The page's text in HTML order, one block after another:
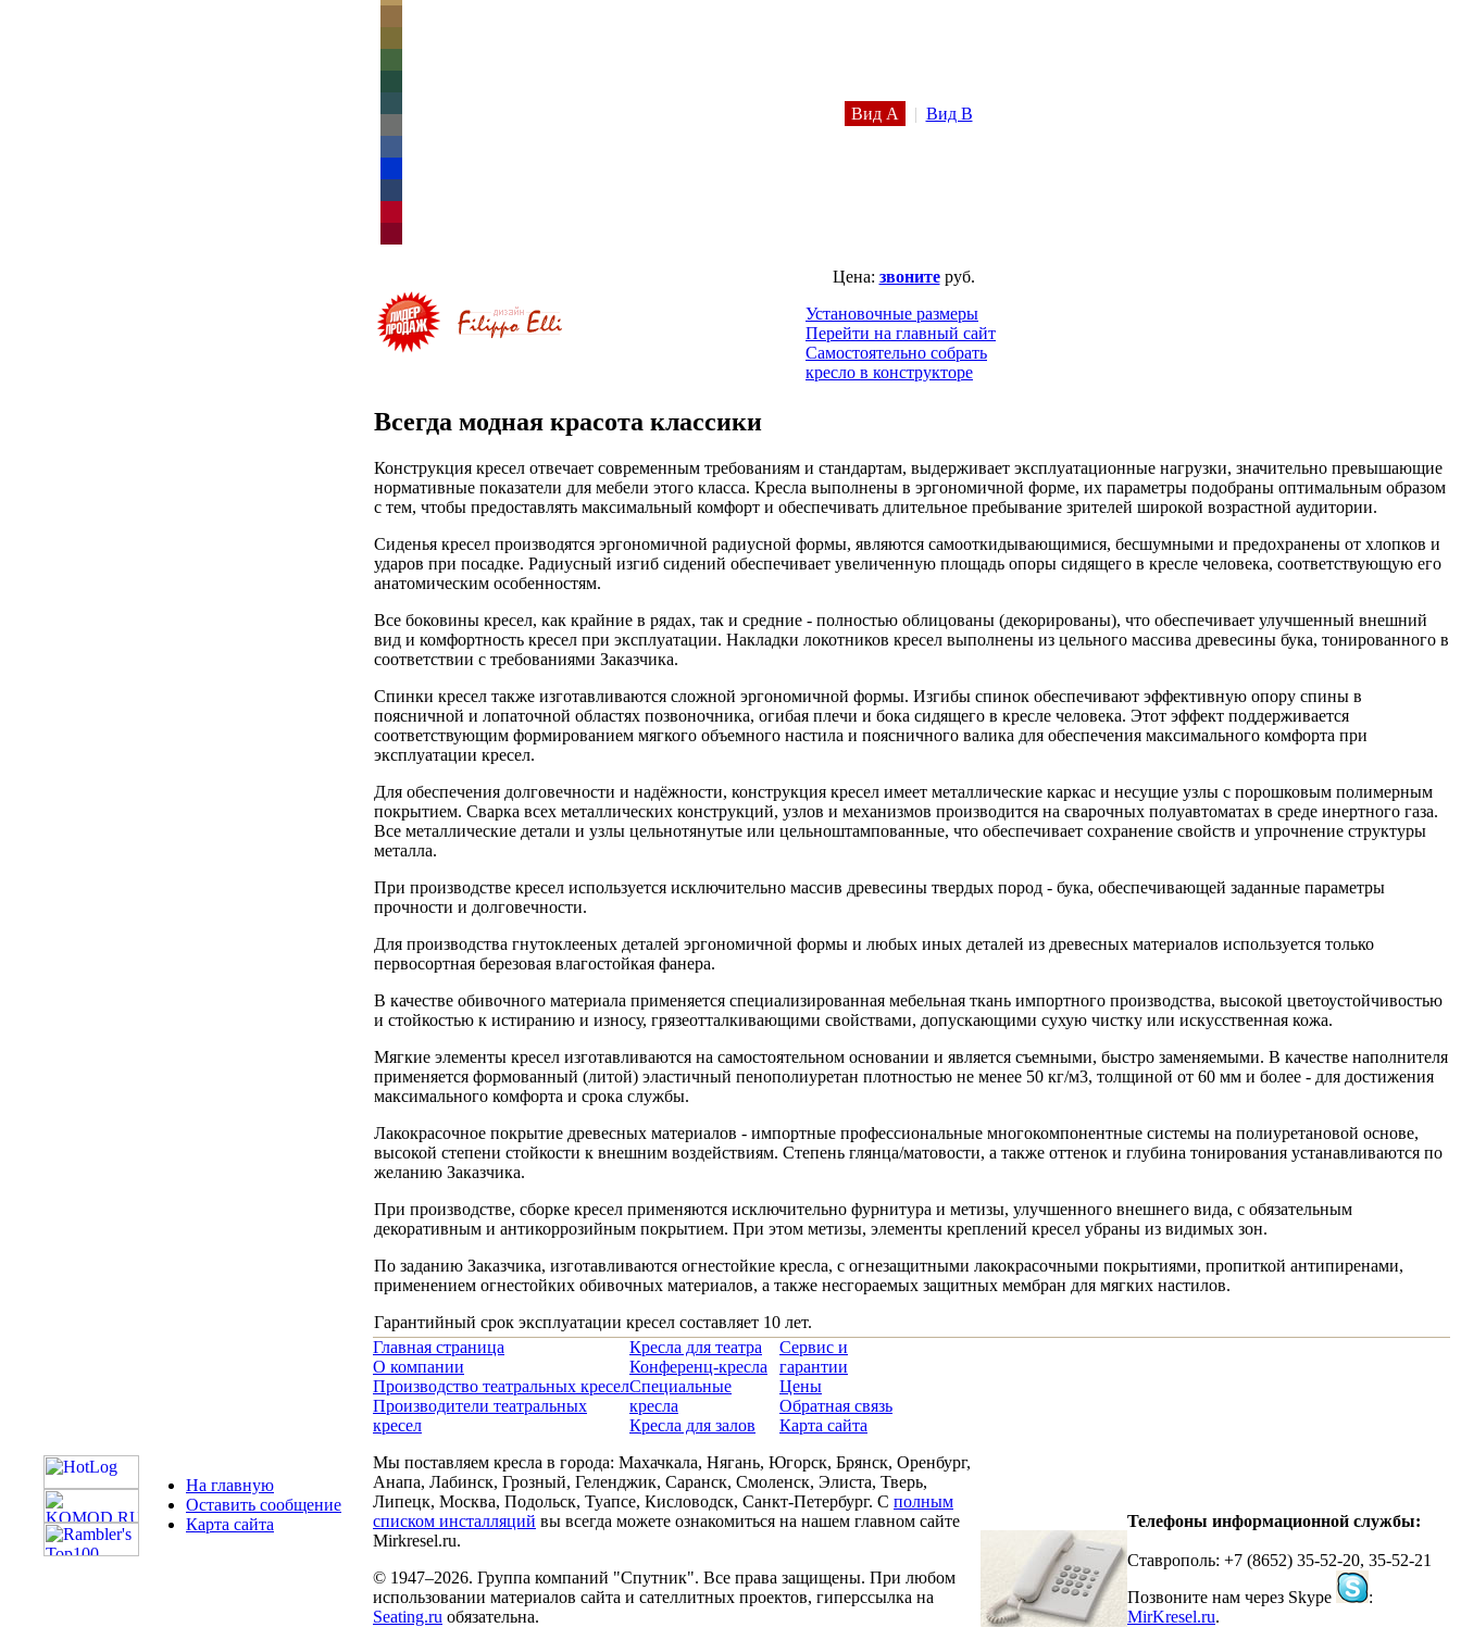
Вид A | Вид B
Цена: звонитеруб.
Установочные размеры
Перейти на главный сайт
Самостоятельно собрать
кресло в конструкторе
Всегда модная красота классики
Конструкция кресел отвечает современным требованиям и стандартам, выдерживает эксплуатационные нагрузки, значительно превышающие
нормативные показатели для мебели этого класса. Кресла выполнены в эргономичной форме, их параметры подобраны оптимальным образом
с тем, чтобы предоставлять максимальный комфорт и обеспечивать длительное пребывание зрителей широкой возрастной аудитории.
Сиденья кресел производятся эргономичной радиусной формы, являются самооткидывающимися, бесшумными и предохранены от хлопков и
ударов при посадке. Радиусный изгиб сидений обеспечивает увеличенную площадь опоры сидящего в кресле человека, соответствующую его
анатомическим особенностям.
Все боковины кресел, как крайние в рядах, так и средние - полностью облицованы (декорированы), что обеспечивает улучшенный внешний
вид и комфортность кресел при эксплуатации. Накладки локотников кресел выполнены из цельного массива древесины бука, тонированного в
соответствии с требованиями Заказчика.
Спинки кресел также изготавливаются сложной эргономичной формы. Изгибы спинок обеспечивают эффективную опору спины в
поясничной и лопаточной областях позвоночника, огибая плечи и бока сидящего в кресле человека. Этот эффект поддерживается
соответствующим формированием мягкого объемного настила и поясничного валика для обеспечения максимального комфорта при
эксплуатации кресел.
Для обеспечения долговечности и надёжности, конструкция кресел имеет металлические каркас и несущие узлы с порошковым полимерным
покрытием. Сварка всех металлических конструкций, узлов и механизмов производится на сварочных полуавтоматах в среде инертного газа.
Все металлические детали и узлы цельнотянутые или цельноштампованные, что обеспечивает сохранение свойств и упрочнение структуры
металла.
При производстве кресел используется исключительно массив древесины твердых пород - бука, обеспечивающей заданные параметры
прочности и долговечности.
Для производства гнутоклееных деталей эргономичной формы и любых иных деталей из древесных материалов используется только
первосортная березовая влагостойкая фанера.
В качестве обивочного материала применяется специализированная мебельная ткань импортного производства, высокой цветоустойчивостью
и стойкостью к истиранию и износу, грязеотталкивающими свойствами, допускающими сухую чистку или искусственная кожа.
Мягкие элементы кресел изготавливаются на самостоятельном основании и является съемными, быстро заменяемыми. В качестве наполнителя
применяется формованный (литой) эластичный пенополиуретан плотностью не менее 50 кг/м3, толщиной от 60 мм и более - для достижения
максимального комфорта и срока службы.
Лакокрасочное покрытие древесных материалов - импортные профессиональные многокомпонентные системы на полиуретановой основе,
высокой степени стойкости к внешним воздействиям. Степень глянца/матовости, а также оттенок и глубина тонирования устанавливаются по
желанию Заказчика.
При производстве, сборке кресел применяются исключительно фурнитура и метизы, улучшенного внешнего вида, с обязательным
декоративным и антикоррозийным покрытием. При этом метизы, элементы креплений кресел убраны из видимых зон.
По заданию Заказчика, изготавливаются огнестойкие кресла, с огнезащитными лакокрасочными покрытиями, пропиткой антипиренами,
применением огнестойких обивочных материалов, а также несгораемых защитных мембран для мягких настилов.
Гарантийный срок эксплуатации кресел составляет 10 лет.
На главную
Оставить сообщение
Карта сайта
Главная страница
О компании
Производство театральных кресел
Производители театральных
кресел
Кресла для театра
Конференц-кресла
Специальные
кресла
Кресла для залов
Сервис и
гарантии
Цены
Обратная связь
Карта сайта
Мы поставляем кресла в города: Махачкала, Нягань, Югорск, Брянск, Оренбург,
Анапа, Лабинск, Грозный, Геленджик, Саранск, Смоленск, Элиста, Тверь,
Липецк, Москва, Подольск, Туапсе, Кисловодск, Санкт-Петербург. С полным
списком инсталляций вы всегда можете ознакомиться на нашем главном сайте
Mirkresel.ru.
© 1947–2026. Группа компаний "Спутник". Все права защищены. При любом
использовании материалов сайта и сателлитных проектов, гиперссылка на
Seating.ru обязательна.
Телефоны информационной службы:
Ставрополь: +7 (8652) 35-52-20, 35-52-21
Позвоните нам через Skype
:
MirKresel.ru.